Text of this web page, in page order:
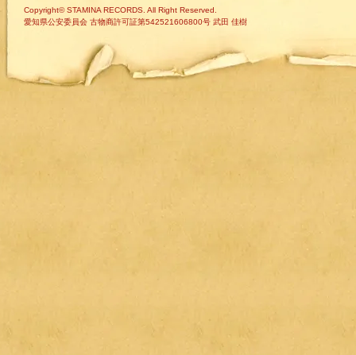
Copyright© STAMINA RECORDS. All Right Reserved.
愛知県公安委員会 古物商許可証第542521606800号 武田 佳樹